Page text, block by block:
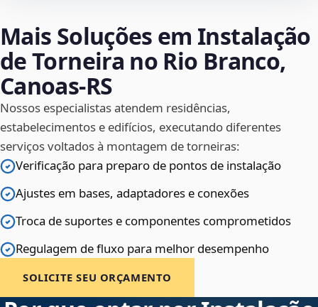
Mais Soluções em Instalação
de Torneira no Rio Branco,
Canoas‑RS
Nossos especialistas atendem residências,
estabelecimentos e edifícios, executando diferentes
serviços voltados à montagem de torneiras:
Verificação para preparo de pontos de instalação
Ajustes em bases, adaptadores e conexões
Troca de suportes e componentes comprometidos
Regulagem de fluxo para melhor desempenho
SOLICITE SEU ORÇAMENTO